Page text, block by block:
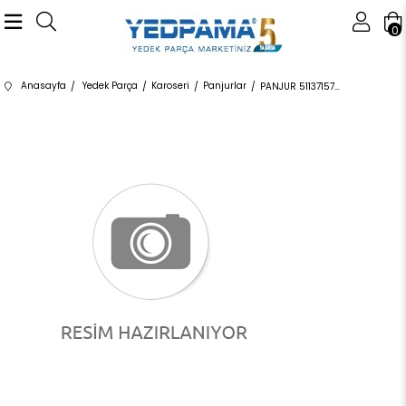
0
Anasayfa Yedek Parça Karoseri Panjurlar PANJUR 51137157687 51137157687 51137157687 E70,E71 SİYAH SOL 2008-2013